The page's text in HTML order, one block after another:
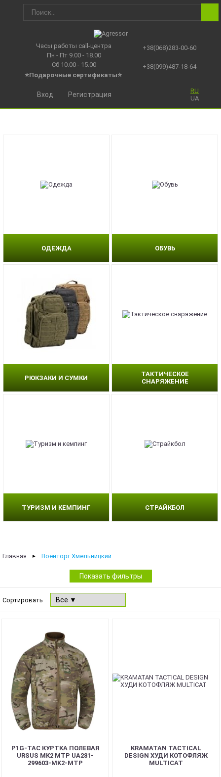
Часы работы call-центра
Пн - Пт 9.00 - 18.00
Сб 10.00 - 15.00
⭐Подарочные сертификаты⭐
+38(068)283-00-60
+38(099)487-18-64
RU
UA
Вход Регистрация
ОДЕЖДА ОБУВЬ
РЮКЗАКИ И СУМКИ
ТАКТИЧЕСКОЕ
СНАРЯЖЕНИЕ
ТУРИЗМ И КЕМПИНГ СТРАЙКБОЛ
Главная ► Военторг Хмельницкий
Показать фильтры
Сортировать
P1G-TAC КУРТКА ПОЛЕВАЯ
URSUS MK2 MTP UA281-
299603-MK2-MTP
KRAMATAN TACTICAL
DESIGN ХУДИ КОТОФЛЯЖ
MULTICAT